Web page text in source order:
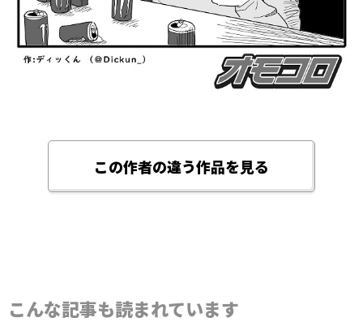
この作者の違う作品を見る
こんな記事も読まれています